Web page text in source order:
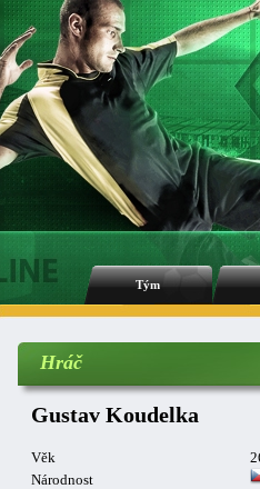
Tým
Hráč
Gustav Koudelka
Věk
Národnost